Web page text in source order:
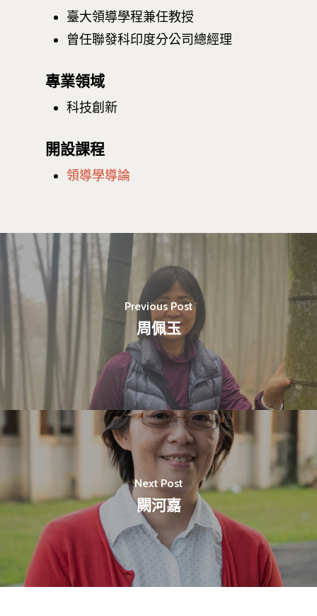
臺大領導學程兼任教授
曾任聯發科印度分公司總經理
專業領域
科技創新
開設課程
領導學導論
Previous Post
周佩玉
Next Post
闕河嘉
最新消息
關於我們
學院簡介
相關法規
業務單位
創新教育中心
相關計畫